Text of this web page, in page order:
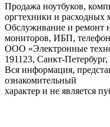
Продажа ноутбуков,
оргтехники и расходных
Обслуживание и ремонт
мониторов, ИБП,
ООО «Электронные
191123, Санкт-Петербург,
Вся информация,
ознакомительный
характер и не является